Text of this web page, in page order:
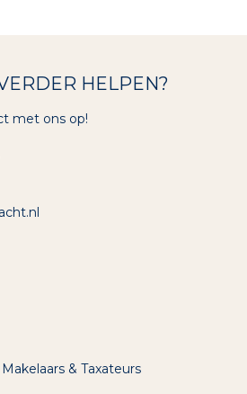
HELPEN?
met ons op!
& Taxateurs